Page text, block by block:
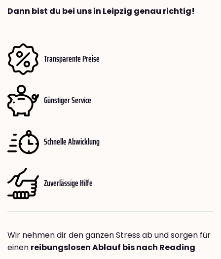
Dann bist du bei uns in Leipzig genau richtig!
Transparente Preise
Günstiger Service
Schnelle Abwicklung
Zuverlässige Hilfe
Wir nehmen dir den ganzen Stress ab und sorgen für
einen reibungslosen Ablauf bis nach Reading